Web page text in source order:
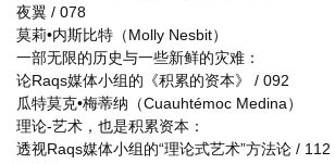
夜翼 / 078
莫莉•内斯比特（Molly Nesbit）
一部无限的历史与一些新鲜的灾难：
论Raqs媒体小组的《积累的资本》
/ 092
瓜特莫克•梅蒂纳（Cuauhtémoc Medina）
理论-艺术，也是积累资本：
透视Raqs媒体小组的“理论式艺术”方法论 / 112